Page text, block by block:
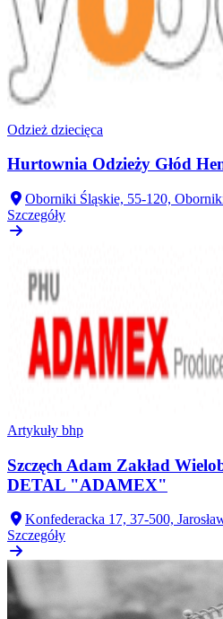
Odzież dziecięca
Hurtownia Odzieży Głód
Oborniki Śląskie, 55-120,
Szczegóły
Artykuły bhp
Szczęch Adam Zakład
DETAL "ADAMEX"
Konfederacka 17, 37-500,
Szczegóły